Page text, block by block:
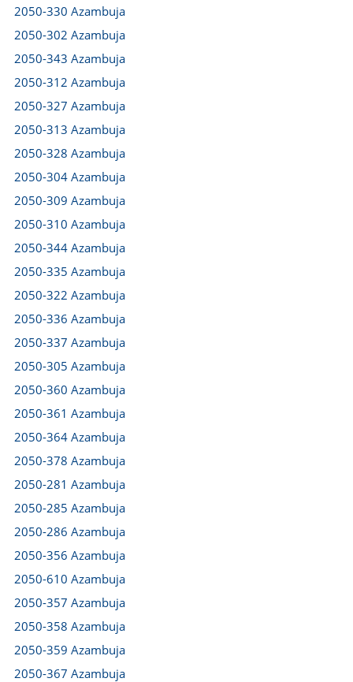
2050-330 Azambuja
2050-302 Azambuja
2050-343 Azambuja
2050-312 Azambuja
2050-327 Azambuja
2050-313 Azambuja
2050-328 Azambuja
2050-304 Azambuja
2050-309 Azambuja
2050-310 Azambuja
2050-344 Azambuja
2050-335 Azambuja
2050-322 Azambuja
2050-336 Azambuja
2050-337 Azambuja
2050-305 Azambuja
2050-360 Azambuja
2050-361 Azambuja
2050-364 Azambuja
2050-378 Azambuja
2050-281 Azambuja
2050-285 Azambuja
2050-286 Azambuja
2050-356 Azambuja
2050-610 Azambuja
2050-357 Azambuja
2050-358 Azambuja
2050-359 Azambuja
2050-367 Azambuja